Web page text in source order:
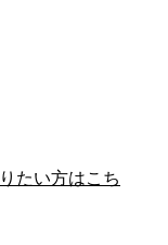
たい方はこち